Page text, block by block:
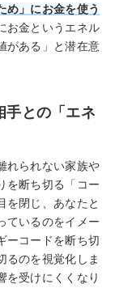
め」にお金を使う
お金というエネル
がある」と潜在意
手との「エネ
れられない家族や
を断ち切る「コー
を閉じ、あなたと
ているのをイメー
ーコードを断ち切
るのを視覚化しま
を受けにくくなり